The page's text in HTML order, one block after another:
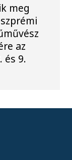
meg
az
és 9.